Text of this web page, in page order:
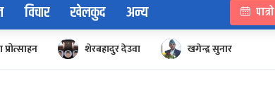
विचार खेलकुद अन्य पात्रो
शेरबहादुर देउवा खगेन्द्र सुनार